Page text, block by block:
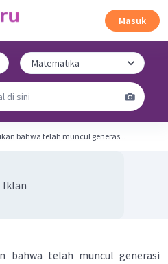
Masuk
bahwa telah muncul generas...
Iklan
bahwa telah muncul generasi